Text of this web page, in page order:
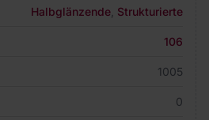
Halbglänzende Strukturierte
106
1005
0